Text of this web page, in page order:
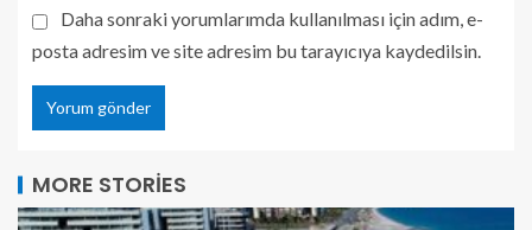
Daha sonraki yorumlarımda kullanılması için adım, e-
posta adresim ve site adresim bu tarayıcıya kaydedilsin.
MORE STORIES